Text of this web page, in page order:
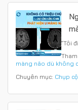
“Tôi
màng não dù không
Chuyên mục: Chụp